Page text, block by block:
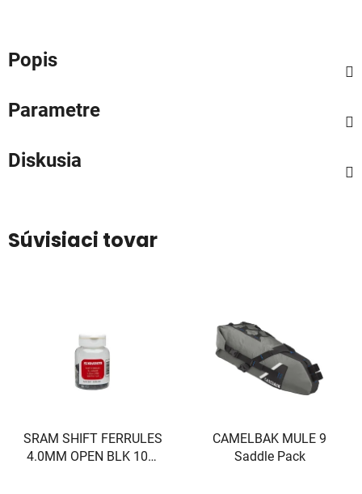
Popis
Parametre
Diskusia
Súvisiaci tovar
SRAM SHIFT FERRULES
4.0MM OPEN BLK 100-
CAMELBAK MULE 9
Saddle Pack